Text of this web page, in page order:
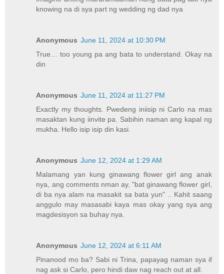
knowing na di sya part ng wedding ng dad nya
Anonymous June 11, 2024 at 10:30 PM
True… too young pa ang bata to understand. Okay na
din
Anonymous June 11, 2024 at 11:27 PM
Exactly my thoughts. Pwedeng iniisip ni Carlo na mas
masaktan kung iinvite pa. Sabihin naman ang kapal ng
mukha. Hello isip isip din kasi.
Anonymous June 12, 2024 at 1:29 AM
Malamang yan kung ginawang flower girl ang anak
nya, ang comments nman ay, "bat ginawang flower girl,
di ba nya alam na masakit sa bata yun" .. Kahit saang
anggulo may masasabi kaya mas okay yang sya ang
magdesisyon sa buhay nya.
Anonymous June 12, 2024 at 6:11 AM
Pinanood mo ba? Sabi ni Trina, papayag naman sya if
nag ask si Carlo, pero hindi daw nag reach out at all.